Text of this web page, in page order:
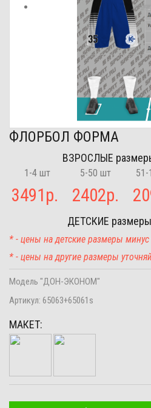
ФЛОРБОЛ ФОРМА
ВЗРОСЛЫЕ
1-4 шт 5-50 шт
3491р. 2402р.
ДЕТСКИЕ
* - цены на детские размеры минус
* - цены на другие размеры
Модель "ДОН-ЭКОНОМ"
Артикул: 65063+65061s
МАКЕТ: